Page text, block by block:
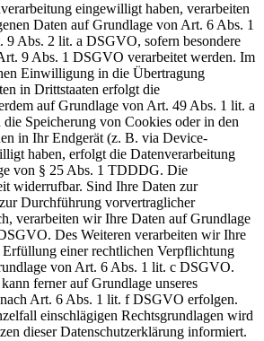
eingewilligt haben, verarbeiten
Daten auf Grundlage von Art. 6 Abs. 1
Abs. 2 lit. a DSGVO, sofern besondere
9 Abs. 1 DSGVO verarbeitet werden. Im
Einwilligung in die Übertragung
in Drittstaaten erfolgt die
auf Grundlage von Art. 49 Abs. 1 lit. a
Speicherung von Cookies oder in den
in Ihr Endgerät (z. B. via Device-
haben, erfolgt die Datenverarbeitung
von § 25 Abs. 1 TDDDG. Die
widerrufbar. Sind Ihre Daten zur
Durchführung vorvertraglicher
verarbeiten wir Ihre Daten auf Grundlage
Des Weiteren verarbeiten wir Ihre
Erfüllung einer rechtlichen Verpflichtung
von Art. 6 Abs. 1 lit. c DSGVO.
ferner auf Grundlage unseres
nach Art. 6 Abs. 1 lit. f DSGVO erfolgen.
einschlägigen Rechtsgrundlagen wird
dieser Datenschutzerklärung informiert.